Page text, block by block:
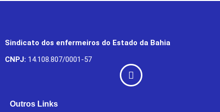
Sindicato dos enfermeiros do Estado da Bahia
CNPJ: 14.108.807/0001-57
Outros Links